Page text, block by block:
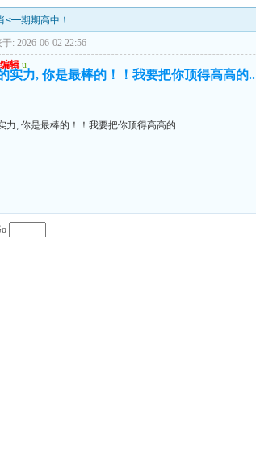
<━期期高中！
: 2026-06-02 22:56
编辑 u
实力, 你是最棒的！！我要把你顶得高高的..
力, 你是最棒的！！我要把你顶得高高的..